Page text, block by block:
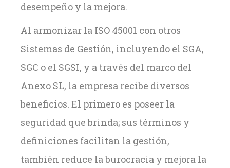
desempeño y la mejora.
Al armonizar la ISO 45001 con otros
Sistemas de Gestión, incluyendo el SGA,
SGC o el SGSI, y a través del marco del
Anexo SL, la empresa recibe diversos
beneficios. El primero es poseer la
seguridad que brinda; sus términos y
definiciones facilitan la gestión,
también reduce la burocracia y mejora la